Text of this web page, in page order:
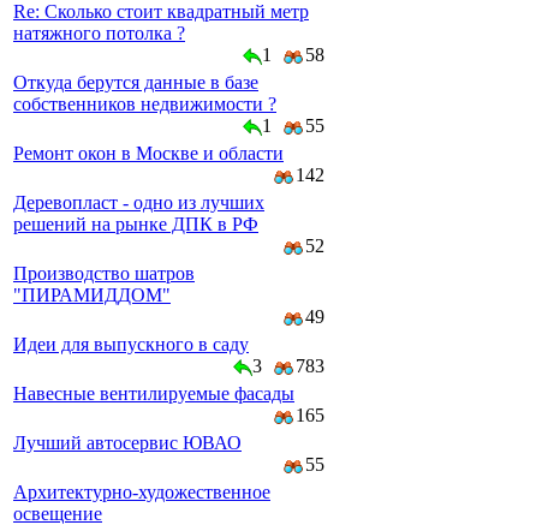
Re: Сколько стоит квадратный метр
натяжного потолка ?
1
58
Откуда берутся данные в базе
собственников недвижимости ?
1
55
Ремонт окон в Москве и области
142
Деревопласт - одно из лучших
решений на рынке ДПК в РФ
52
Производство шатров
"ПИРАМИДДОМ"
49
Идеи для выпускного в саду
3
783
Навесные вентилируемые фасады
165
Лучший автосервис ЮВАО
55
Архитектурно-художественное
освещение